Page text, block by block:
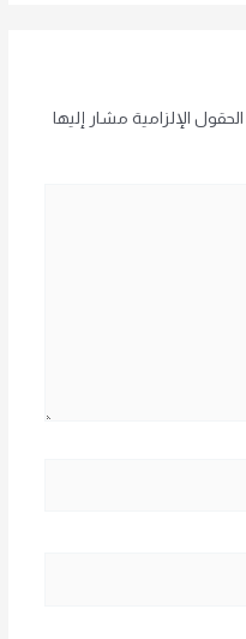
الحقول الإلزامية مشار إليها